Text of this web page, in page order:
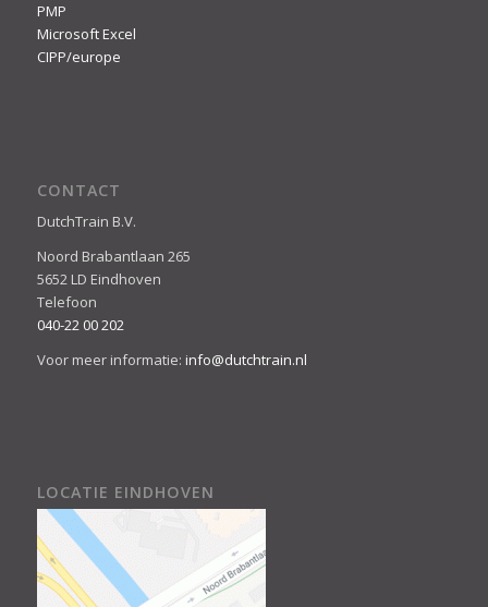
PMP
Microsoft Excel
CIPP/europe
CONTACT
DutchTrain B.V.
Noord Brabantlaan 265
5652 LD Eindhoven
Telefoon
040-22 00 202
Voor meer informatie: info@dutchtrain.nl
LOCATIE EINDHOVEN